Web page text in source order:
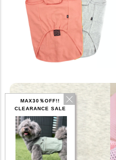
MAX30％OFF!!
CLEARANCE SALE